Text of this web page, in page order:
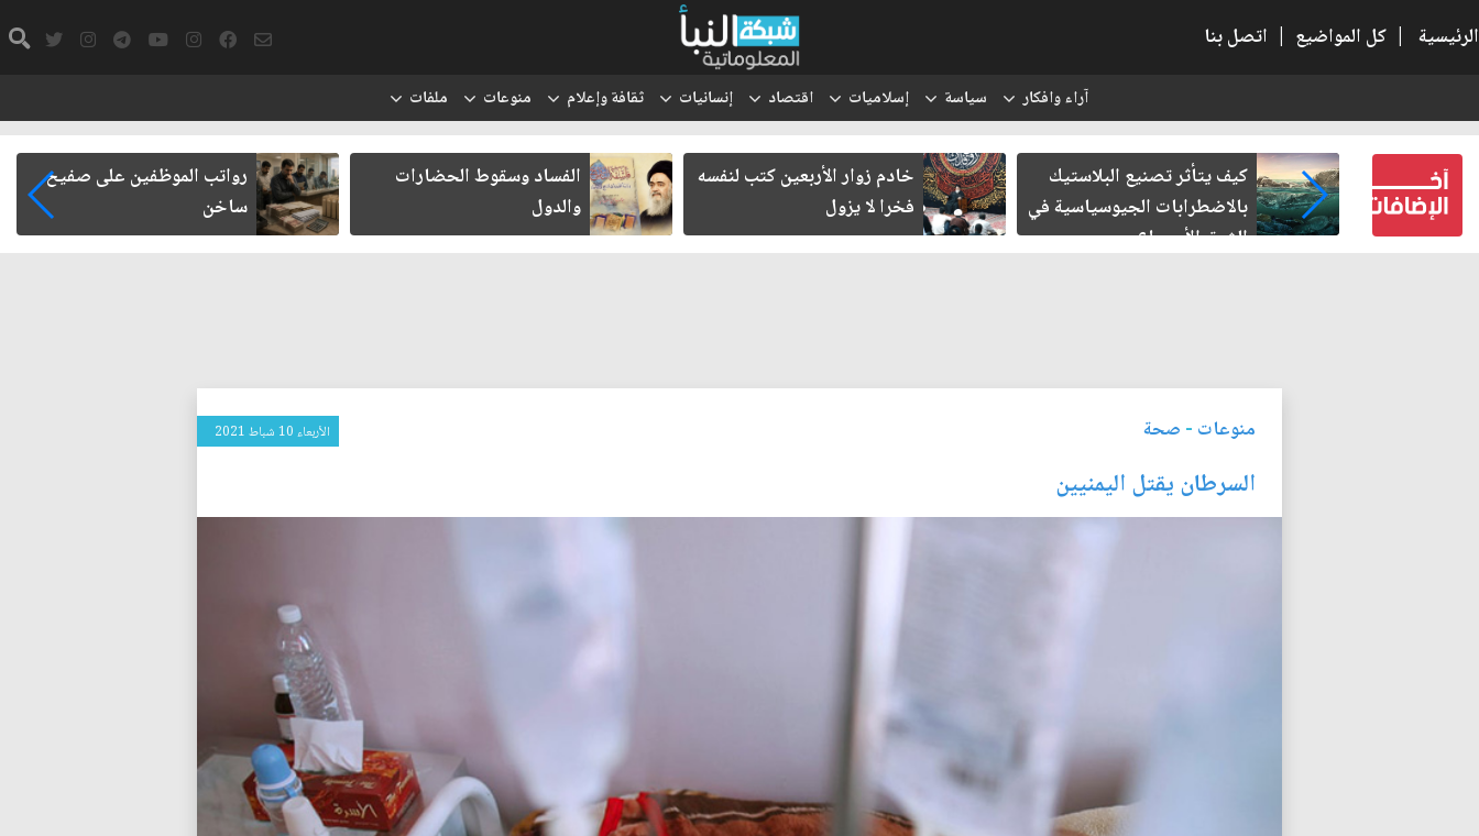
الرئيسية | كل المواضيع | اتصل بنا
آراء وافكار سياسة إسلاميات اقتصاد إنسانيات ثقافة وإعلام منوعات ملفات
كيف يتأثر تصنيع البلاستيك
بالاضطرابات الجيوسياسية في
الشرق الأوسط؟
خادم زوار الأربعين كتب لنفسه
فخرا لا يزول
الفساد وسقوط الحضارات
والدول
رواتب الموظفين على صفيح
ساخن
منوعات - صحة الأربعاء 10 شباط 2021
السرطان يقتل اليمنيين